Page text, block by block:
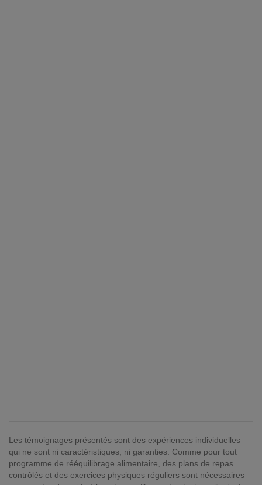
Les témoignages présentés sont des expériences individuelles
qui ne sont ni caractéristiques, ni garanties. Comme pour tout
programme de rééquilibrage alimentaire, des plans de repas
contrôlés et des exercices physiques réguliers sont nécessaires